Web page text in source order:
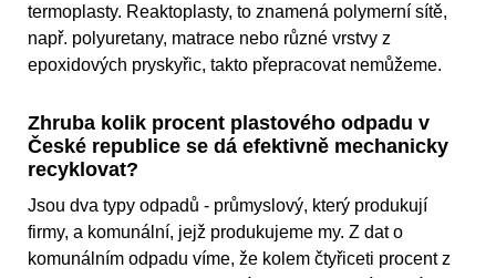
termoplasty. Reaktoplasty, to znamená polymerní sítě,
např. polyuretany, matrace nebo různé vrstvy z
epoxidových pryskyřic, takto přepracovat nemůžeme.
Zhruba kolik procent plastového odpadu v
České republice se dá efektivně mechanicky
recyklovat?
Jsou dva typy odpadů - průmyslový, který produkují
firmy, a komunální, jejž produkujeme my. Z dat o
komunálním odpadu víme, že kolem čtyřiceti procent z